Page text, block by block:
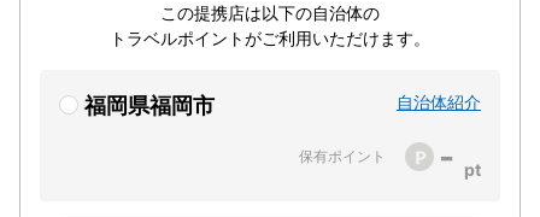
この提携店は以下の自治体の
トラベルポイントがご利用いただけます。
福岡県福岡市 自治体紹介
保有ポイント -